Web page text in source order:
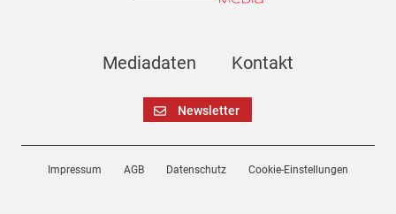
Mediadaten Kontakt
Newsletter
Impressum AGB Datenschutz Cookie-Einstellungen